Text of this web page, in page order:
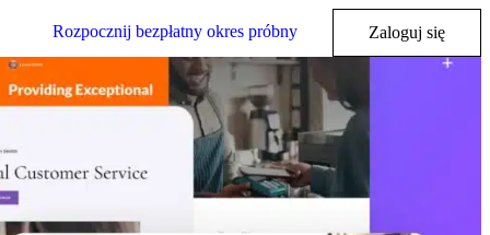
Rozpocznij bezpłatny okres próbny Zaloguj się